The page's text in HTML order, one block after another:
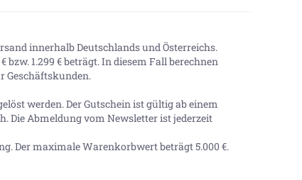
innerhalb Deutschlands und Österreichs.
1.299 € beträgt. In diesem Fall berechnen
Geschäftskunden.
werden. Der Gutschein ist gültig ab einem
Die Abmeldung vom Newsletter ist jederzeit
Der maximale Warenkorbwert beträgt5.000 €.